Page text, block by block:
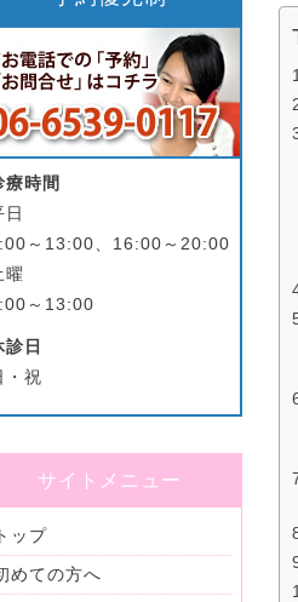
療時間
日
～13:00、16:00～20:00
曜
～13:00
診日
・祝
サイトメニュー
トップ
めての方へ